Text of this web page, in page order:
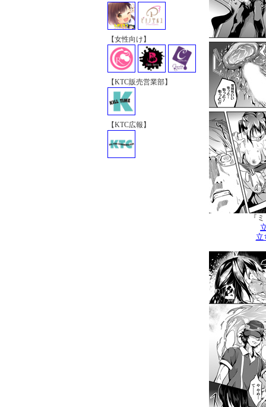
【女性向け】
【KTC販売営業部】
【KTC広報】
『
立